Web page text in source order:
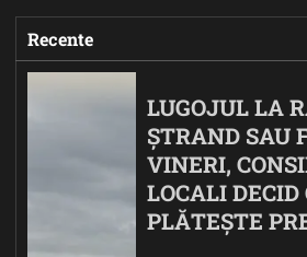
Recente
LUGOJUL LA
ȘTRAND SAU
VINERI,
LOCALI DECID
PLĂTEȘTE